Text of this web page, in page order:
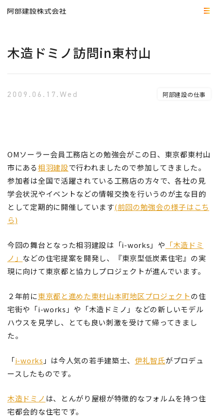
木造ドミノ訪問in東村山
2009.06.17.Wed 阿部建設の仕事
OMソーラー会員工務店との勉強会がこの日、東京都東村山
市にある相羽建設で行われましたので参加してきました。
参加者は全国で活躍されている工務店の方々で、各社の見
学会状況やイベントなどの情報交換を行いうのが主な目的
として定期的に開催しています(前回の勉強会の様子はこち
ら)
今回の舞台となった相羽建設は「i-works」や 「木造ドミ
ノ」 などの住宅提案を開発し、『東京型低炭素住宅』の実
現に向けて東京都と協力しプロジェクトが進んでいます。
２年前に東京都と進めた東村山本町地区プロジェクトの住
宅街や「i-works」や「木造ドミノ」などの新しいモデル
ハウスを見学し、とても良い刺激を受けて帰ってきまし
た。
「i-works 」は今人気の若手建築士、伊礼智氏がプロデュ
ースしたものです。
木造ドミノ は、とんがり屋根が特徴的なフォルムを持つ住
宅都会的な住宅です。